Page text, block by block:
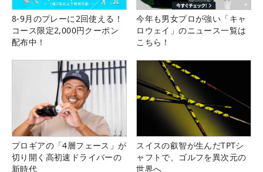
8-9月のプレーに2回使える！
コース限定2,000円クーポン
配布中！
今年も男女プロが強い「キャ
ロウェイ」のニュース一覧は
こちら！
プロギアの「4層フェース」が
切り開く高初速ドライバーの
新時代
スイスの叡智が生んだTPTシ
ャフトで、ゴルフを異次元の
世界へ